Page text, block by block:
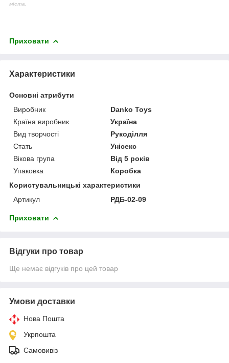
міста.
Приховати
Характеристики
Основні атрибути
Виробник
Danko Toys
Країна виробник
Україна
Вид творчості
Рукоділля
Стать
Унісекс
Вікова група
Від 5 років
Упаковка
Коробка
Користувальницькі характеристики
Артикул
РДБ-02-09
Приховати
Відгуки про товар
Ще немає відгуків про цей товар
Умови доставки
Нова Пошта
Укрпошта
Самовивіз